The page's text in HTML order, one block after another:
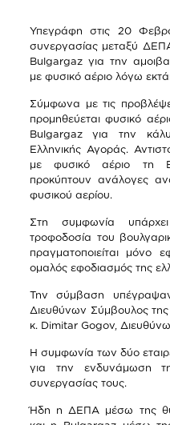
Υπεγράφη στις 20
συνεργασίας μεταξύ ΔΕΠΑ
Bulgargaz για την
με φυσικό αέριο λόγω
Σύμφωνα με τις
προμηθεύεται φυσικό
Bulgargaz για την
Ελληνικής Αγοράς.
με φυσικό αέριο τη
προκύπτουν ανάλογες
φυσικού αερίου.
Στη συμφωνία
τροφοδοσία του
πραγματοποιείται μόνο
ομαλός εφοδιασμός της
Την σύμβαση
Διευθύνων Σύμβουλος
κ. Dimitar Gogov,
Η συμφωνία των δύο
για την ενδυνάμωση
συνεργασίας τους.
Ήδη η ΔΕΠΑ μέσω της